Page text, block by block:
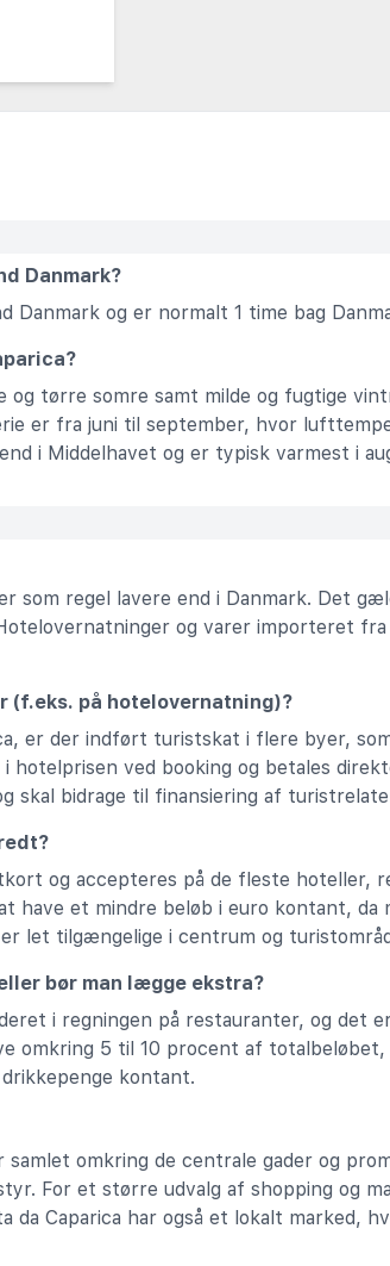
Danmark?
Danmark og er normalt 1 time bag
og tørre somre samt milde og fugtige
er fra juni til september, hvor
i Middelhavet og er typisk varmest i
som regel lavere end i Danmark. Det
og varer importeret fra
på hotelovernatning)?
er der indført turistskat i flere byer,
ved booking og betales
skal bidrage til finansiering af
og accepteres på de fleste hoteller,
have et mindre beløb i euro kontant,
let tilgængelige i centrum og
bør man lægge ekstra?
i regningen på restauranter, og det
omkring 5 til 10 procent af
kontant.
samlet omkring de centrale gader og
For et større udvalg af shopping og
da Caparica har også et lokalt marked,